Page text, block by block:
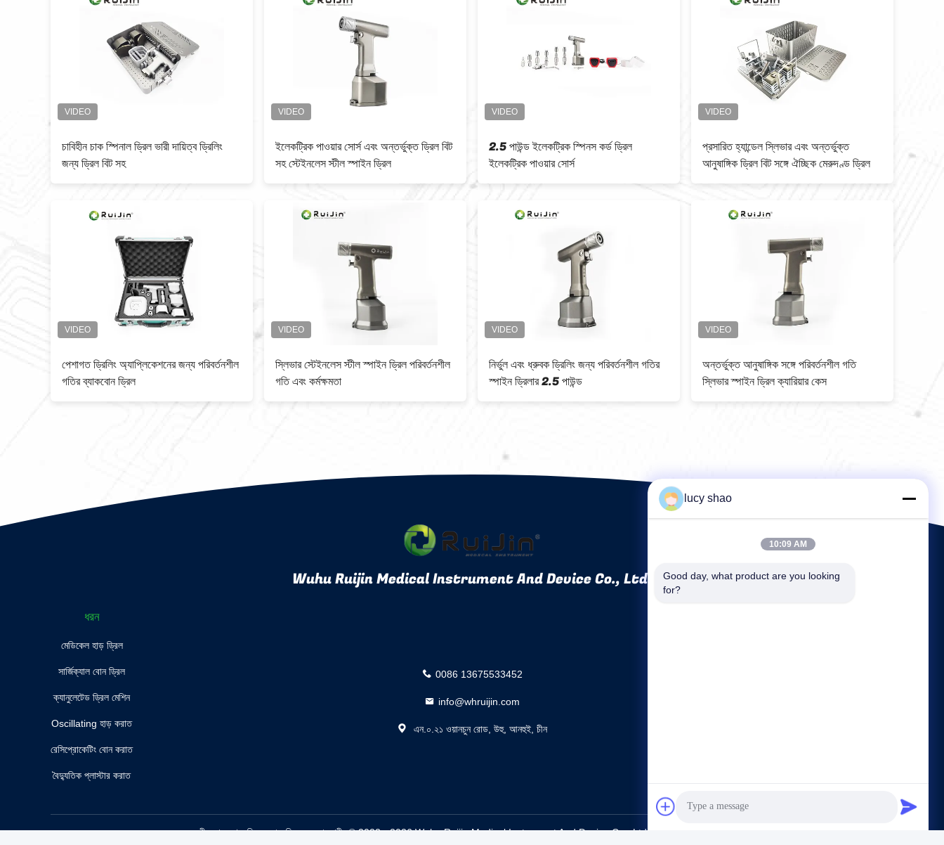
চাবিহীন চাক স্পিনাল ড্রিল ভারী দায়িত্ব ড্রিলিং
জন্য ড্রিল বিট সহ
ইলেকট্রিক পাওয়ার সোর্স এবং অন্তর্ভুক্ত ড্রিল বিট
সহ স্টেইনলেস স্টীল স্পাইন ড্রিল
2.5 পাউন্ড ইলেকট্রিক স্পিনস কর্ড ড্রিল
ইলেকট্রিক পাওয়ার সোর্স
প্রসারিত হ্যান্ডেল স্লিভার এবং অন্তর্ভুক্ত
আনুষাঙ্গিক ড্রিল বিট সঙ্গে ঐচ্ছিক মেরুদণ্ড ড্রিল
পেশাগত ড্রিলিং অ্যাপ্লিকেশনের জন্য পরিবর্তনশীল
গতির ব্যাকবোন ড্রিল
স্লিভার স্টেইনলেস স্টীল স্পাইন ড্রিল পরিবর্তনশীল
গতি এবং কর্মক্ষমতা
নির্ভুল এবং ধ্রুবক ড্রিলিং জন্য পরিবর্তনশীল গতির
স্পাইন ড্রিলার 2.5 পাউন্ড
অন্তর্ভুক্ত আনুষাঙ্গিক সঙ্গে পরিবর্তনশীল গতি
স্লিভার স্পাইন ড্রিল ক্যারিয়ার কেস
Wuhu Ruijin Medical Instrument And Device Co., Ltd.
ধরন
মেডিকেল হাড় ড্রিল
সার্জিক্যাল বোন ড্রিল
ক্যানুলেটেড ড্রিল মেশিন
Oscillating হাড় করাত
রেসিপ্রোকেটিং বোন করাত
বৈদ্যুতিক প্লাস্টার করাত
0086 13675533452
info@whruijin.com
এন.০.২১ ওয়ানচুন রোড, উহু, আনহুই, চীন
চীন ভাল গুণ মেডিকেল হাড় ড্রিল সরবরাহকারী. © 2022 - 2026 Wuhu Ruijin Medical Instrument And Device Co., Ltd.. All Rights Reserved.
lucy shao
10:09 AM
Good day, what product are you looking
for?